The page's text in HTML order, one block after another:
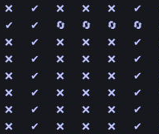
❌ ✔ ❌ ❌ ❌ ✔
✔ ✔ 🔄 🔄 🔄 🔄
❌ ✔ ❌ ❌ ❌ ✔
❌ ✔ ❌ ❌ ❌ ✔
❌ ✔ ❌ ❌ ❌ ✔
❌ ✔ ❌ ❌ ❌ ✔
❌ ✔ ❌ ❌ ❌ ✔
❌ ✔ ❌ ❌ ❌ ✔